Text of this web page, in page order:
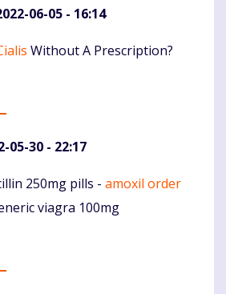
06-05 - 16:14
Without A Prescription?
05-30 - 22:17
250mg pills - amoxil order
viagra 100mg